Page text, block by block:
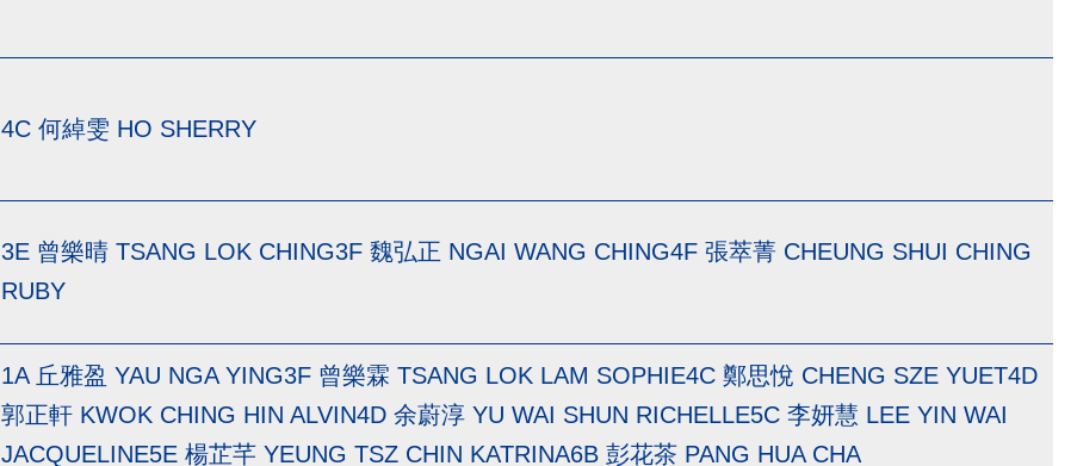
4C 何綽雯 HO SHERRY
3E 曾樂晴 TSANG LOK CHING3F 魏弘正 NGAI WANG CHING4F 張萃菁 CHEUNG SHUI CHING
RUBY
1A 丘雅盈 YAU NGA YING3F 曾樂霖 TSANG LOK LAM SOPHIE4C 鄭思悅 CHENG SZE YUET4D
郭正軒 KWOK CHING HIN ALVIN4D 余蔚淳 YU WAI SHUN RICHELLE5C 李妍慧 LEE YIN WAI
JACQUELINE5E 楊芷芊 YEUNG TSZ CHIN KATRINA6B 彭花茶 PANG HUA CHA